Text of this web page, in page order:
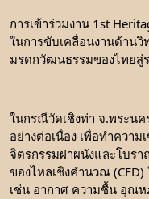
การเข้าร่วมงาน 1st
ในการขับเคลื่อนงานด้าน
มรดกวัฒนธรรมของไทยสู่
ในกรณีวัดเชิงท่า จ.พระน
อย่างต่อเนื่อง เพื่อทำควา
จิตรกรรมฝาผนังและโบร
ของไหลเชิงคำนวณ
เช่น อากาศ ความชื้น อุณห